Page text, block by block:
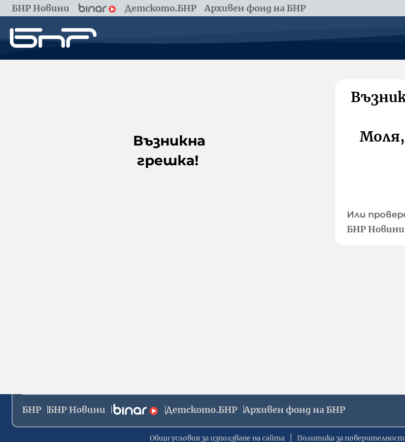
БНР Новини Детското.БНР Архивен фонд на БНР
Възникна
грешка!
Или
БНР Новини
БНР БНР Новини Детското.БНР Архивен фонд на БНР
Общи условия за използване на сайта Политика за поверителност